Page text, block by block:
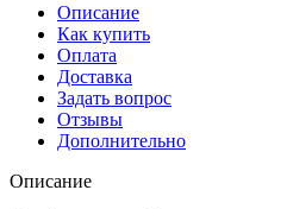
Описание
Как купить
Оплата
Доставка
Задать вопрос
Отзывы
Дополнительно
Описание